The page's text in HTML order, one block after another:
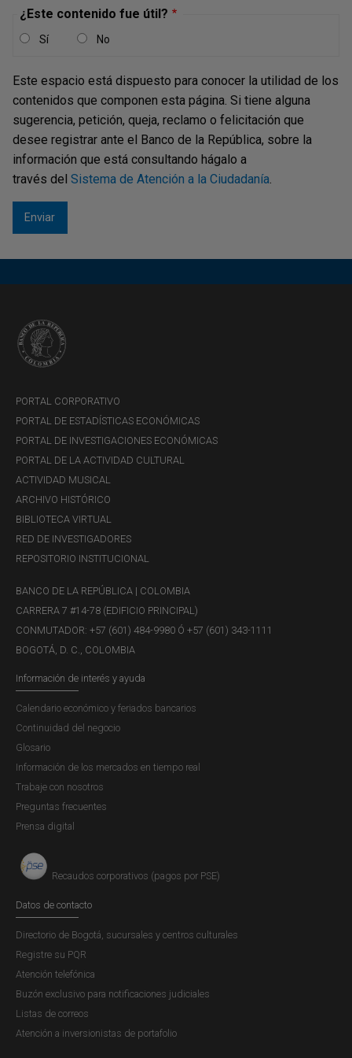
VIERNES, 22 DE DICIEMBRE DE 2023
Informe de Administración de las
Estadísticas de las Reservas Internacionales
LUNES, 20 DE DICIEMBRE DE 2021
Informe de Administración de las
Reservas Internacionales - 2021
Descargar
Informe de Administración de las
Reservas Internacionales - 2019
VIERNES, 4 DE AGOSTO DE 2017
Informe de Administración de las
Reservas Internacionales - 2017
Descargar informe
Descargar introducción
¿Este contenido fue útil?
Sí No
Este espacio está dispuesto para conocer la utilidad de los
contenidos que componen esta página. Si tiene alguna
sugerencia, petición, queja, reclamo o felicitación que
desee registrar ante el Banco de la República, sobre la
información que está consultando hágalo a
través del Sistema de Atención a la Ciudadanía.
PORTAL CORPORATIVO
PORTAL DE ESTADÍSTICAS ECONÓMICAS
PORTAL DE INVESTIGACIONES ECONÓMICAS
PORTAL DE LA ACTIVIDAD CULTURAL
ACTIVIDAD MUSICAL
ARCHIVO HISTÓRICO
BIBLIOTECA VIRTUAL
RED DE INVESTIGADORES
REPOSITORIO INSTITUCIONAL
BANCO DE LA REPÚBLICA | COLOMBIA
CARRERA 7 #14-78 (EDIFICIO PRINCIPAL)
CONMUTADOR: +57 (601) 484-9980 Ó +57 (601) 343-1111
BOGOTÁ, D. C., COLOMBIA
Información de interés y ayuda
Calendario económico y feriados bancarios
Continuidad del negocio
Glosario
Información de los mercados en tiempo real
Trabaje con nosotros
Preguntas frecuentes
Prensa digital
Recaudos corporativos (pagos por PSE)
Datos de contacto
Directorio de Bogotá, sucursales y centros culturales
Registre su PQR
Atención telefónica
Buzón exclusivo para notificaciones judiciales
Listas de correos
Atención a inversionistas de portafolio